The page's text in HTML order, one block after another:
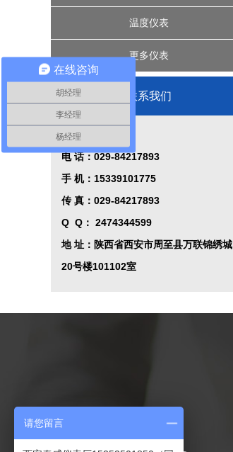
智能压力控制器
楼宇控制系统
植物油智能定量装车系统
控制系统
温度仪表
更多仪表
过程校验仪
联系我们
西安秦威仪表厂
电 话：029-84217893
手 机：15339101775
传 真：029-84217893
Q Q ： 2474344599
地 址：陕西省西安市周至县万联锦绣城
20号楼101102室
联系我们
在线咨询
胡经理
李经理
杨经理
请您留言